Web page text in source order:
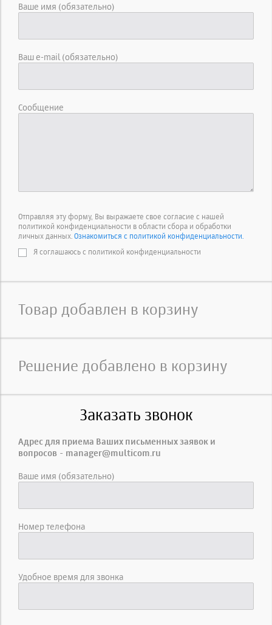
Ваше имя (обязательно)
Ваш e-mail (обязательно)
Сообщение
Отправляя эту форму, Вы выражаете свое согласие с нашей
политикой конфиденциальности в области сбора и обработки
личных данных. Ознакомиться с политикой конфиденциальности.
Я соглашаюсь с политикой конфиденциальности
Товар добавлен в корзину
Решение добавлено в корзину
Заказать звонок
Адрес для приема Ваших письменных заявок и
вопросов - manager@multicom.ru
Ваше имя (обязательно)
Номер телефона
Удобное время для звонка